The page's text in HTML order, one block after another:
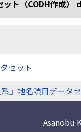
ット（CODH作成
セット
系』地名項目データ
Asanobu